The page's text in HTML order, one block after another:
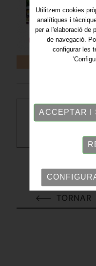
TORNAR
Utilitzem cookies
analítiques i
per a l'elaboració de
de navegació.
configurar les
ACCEPTAR I